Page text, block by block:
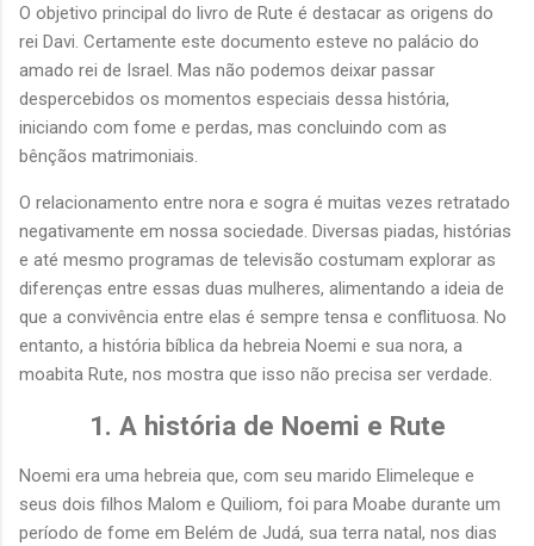
O objetivo principal do livro de Rute é destacar as origens do
rei Davi. Certamente este documento esteve no palácio do
amado rei de Israel. Mas não podemos deixar passar
despercebidos os momentos especiais dessa história,
iniciando com fome e perdas, mas concluindo com as
bênçãos matrimoniais.
O relacionamento entre nora e sogra é muitas vezes retratado
negativamente em nossa sociedade. Diversas piadas, histórias
e até mesmo programas de televisão costumam explorar as
diferenças entre essas duas mulheres, alimentando a ideia de
que a convivência entre elas é sempre tensa e conflituosa. No
entanto, a história bíblica da hebreia Noemi e sua nora, a
moabita Rute, nos mostra que isso não precisa ser verdade.
1. A história de Noemi e Rute
Noemi era uma hebreia que, com seu marido Elimeleque e
seus dois filhos Malom e Quiliom, foi para Moabe durante um
período de fome em Belém de Judá, sua terra natal, nos dias